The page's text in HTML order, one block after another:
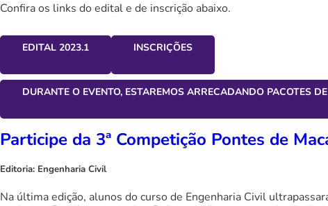
Confira os links do edital e de inscrição abaixo.
EDITAL 2023.1 INSCRIÇÕES
DURANTE O EVENTO, ESTAREMOS ARRECADANDO PACOTES
Participe da 3ª Competição Pontes de
Editoria: Engenharia Civil
Na última edição, alunos do curso de Engenharia Civil